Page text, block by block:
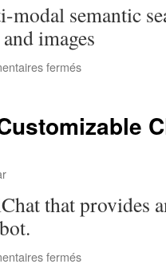
semantic
images
ferméssur
Use
AI
Search
that provides
ferméssur